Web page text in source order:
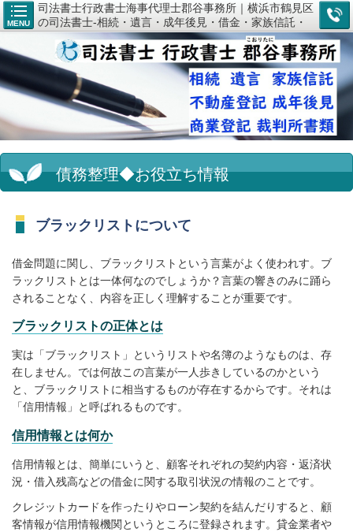
MENU
司法書士行政書士海事代理士郡谷事務所｜横浜市鶴見区
の司法書士-相続・遺言・成年後見・借金・家族信託・
登記のご相談なら
債務整理◆お役立ち情報
ブラックリストについて
借金問題に関し、ブラックリストという言葉がよく使われす。ブ
ラックリストとは一体何なのでしょうか？言葉の響きのみに踊ら
されることなく、内容を正しく理解することが重要です。
ブラックリストの正体とは
実は「ブラックリスト」というリストや名簿のようなものは、存
在しません。 では何故この言葉が一人歩きしているのかという
と、ブラックリストに相当するものが存在するからです。それは
「信用情報」と呼ばれるものです。
信用情報とは何か
信用情報とは、簡単にいうと、顧客それぞれの契約内容・返済状
況・借入残高などの借金に関する取引状況の情報のことです。
クレジットカードを作ったりやローン契約を結んだりすると、顧
客情報が信用情報機関というところに登録されます。貸金業者や